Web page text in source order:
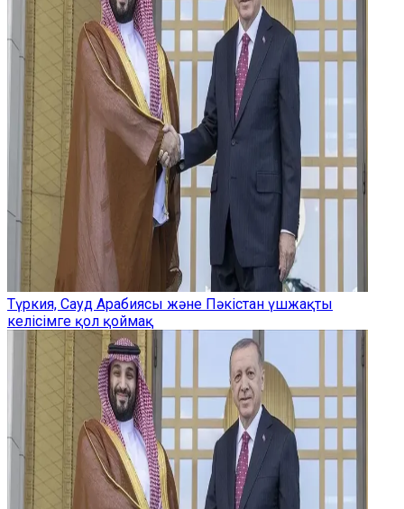
Түркия, Сауд Арабиясы және Пәкістан үшжақты
келісімге қол қоймақ